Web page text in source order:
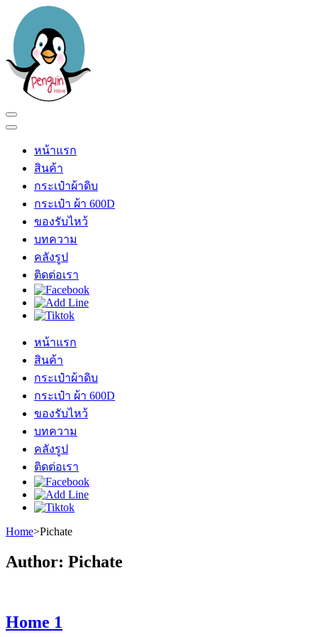
content
(Press
Enter)
ร้าน เพนกวินอินเลิฟ
หน้าแรก
สินค้า
กระเป๋าผ้าดิบ
กระเป๋า ผ้า 600D
ของรับไหว้
บทความ
คลังรูป
ติดต่อเรา
หน้าแรก
สินค้า
กระเป๋าผ้าดิบ
กระเป๋า ผ้า 600D
ของรับไหว้
บทความ
คลังรูป
ติดต่อเรา
Home>Pichate
Author: Pichate
Home 1